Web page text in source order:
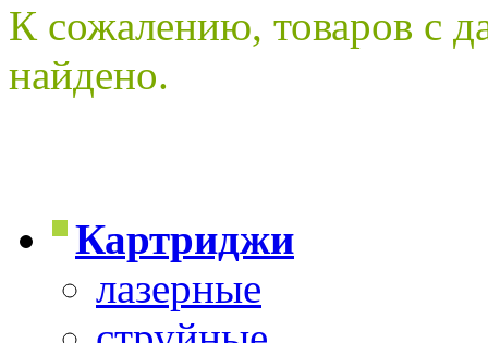
К сожалению, товаров с
найдено.
Картриджи
лазерные